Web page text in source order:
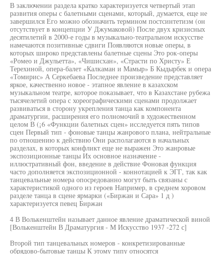
В заключении раздела кратко характеризуется четвертый этап
развития оперы с балетными сценами, который, думается, еще не
завершился Его можно обозначить термином постсинтетизм (он
отсутствует в концепции У Джумаковой) После двух кризисных
десятилетий в 2000-е годы в музыкально-театральном искусстве
намечаются позитивные сдвиги Появляются новые оперы, в
которых широко представлены балетные сцены Это рок-оперы
«Ромео и Джульетта», «Чишисхан», «Страсти по Христу» Е
Терехиной, опера-балет «Калкаман и Мамыр» Б Кыдырбек и опера
«Томирис» А Серкебаева Последнее произведение представляет
яркое, качественно новое - этапное явление в казахском
музыкальном театре, которое показывает, что в Казахстане рубежа
тысячелетий опера с хореографическими сценами продолжает
развиваться в сторону укрепления танца как компонента
драматургии, расширения его полномочий в художественном
целом В (¡6 «Функции балетных сцен» исследуется пять типов
сцен Первый тип - фоновые танцы жанрового плана, нейтральные
по отношению к действию Они располагаются в начальных
разделах, в которых конфликт еще не выражен Это жанровые
экспозиционные танцы Их основное назначение -
иллюстративный фон, введение в действие Фоновая функция
часто дополняется экспозиционной - коннотацией к ЭГГ, так как
танцевальные номера опосредованно могут быть связаны с
характеристикой одного из героев Например, в среднем хоровом
разделе танца в сцене ярмарки («Биржан и Сара» 1 д )
характеризуется певец Биржан
4 В Волькенштейн называет данное явление драматической виной
[Волькенштейн В Драматургия - М Искусство 1937 -272 с]
Второй тип танцевальных номеров - конкретизированные
обрядово-бытовые танцы К этому типу относятся